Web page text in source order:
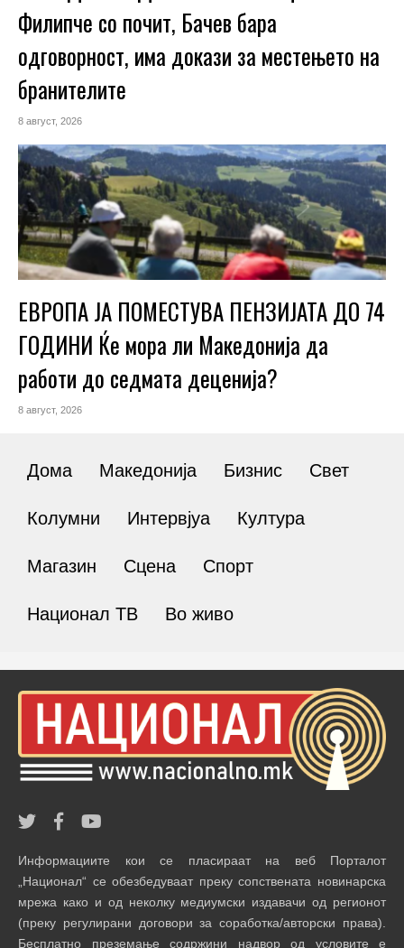
Филипче со почит, Бачев бара
одговорност, има докази за местењето на
бранителите
8 август, 2026
ЕВРОПА ЈА ПОМЕСТУВА ПЕНЗИЈАТА ДО 74
ГОДИНИ Ќе мора ли Македонија да
работи до седмата деценија?
8 август, 2026
Дома Македонија Бизнис Свет
Колумни Интервјуа Култура
Магазин Сцена Спорт
Национал ТВ Во живо
Информациите кои се пласираат на веб Порталот
„Национал“ се обезбедуваат преку сопствената новинарска
мрежа како и од неколку медиумски издавачи од регионот
(преку регулирани договори за соработка/авторски права).
Бесплатно преземање содржини надвор од условите е